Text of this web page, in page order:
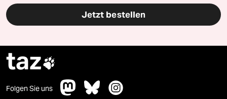
Jetzt bestellen
taz
Folgen Sie uns